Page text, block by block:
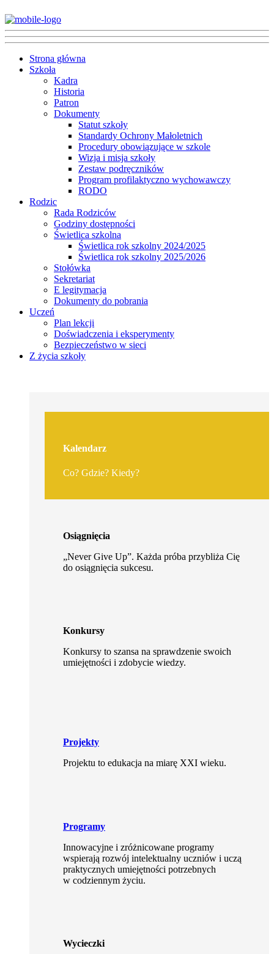
Strona główna
Szkoła
Kadra
Historia
Patron
Dokumenty
Statut szkoły
Standardy Ochrony Małoletnich
Procedury obowiązujące w szkole
Wizja i misja szkoły
Zestaw podręczników
Program profilaktyczno wychowawczy
RODO
Rodzic
Rada Rodziców
Godziny dostępności
Świetlica szkolna
Świetlica rok szkolny 2024/2025
Świetlica rok szkolny 2025/2026
Stołówka
Sekretariat
E legitymacja
Dokumenty do pobrania
Uczeń
Plan lekcji
Doświadczenia i eksperymenty
Bezpieczeństwo w sieci
Z życia szkoły
Kalendarz
Co? Gdzie? Kiedy?
Osiągnięcia
„Never Give Up”. Każda próba przybliża Cię
do osiągnięcia sukcesu.
Konkursy
Konkursy to szansa na sprawdzenie swoich
umiejętności i zdobycie wiedzy.
Projekty
Projektu to edukacja na miarę XXI wieku.
Programy
Innowacyjne i zróżnicowane programy
wspierają rozwój intelektualny uczniów i uczą
praktycznych umiejętności potrzebnych
w codziennym życiu.
Wycieczki